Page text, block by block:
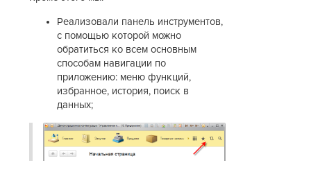
Реализовали панель инструментов,
с помощью которой можно
обратиться ко всем основным
способам навигации по
приложению: меню функций,
избранное, история, поиск в
данных;